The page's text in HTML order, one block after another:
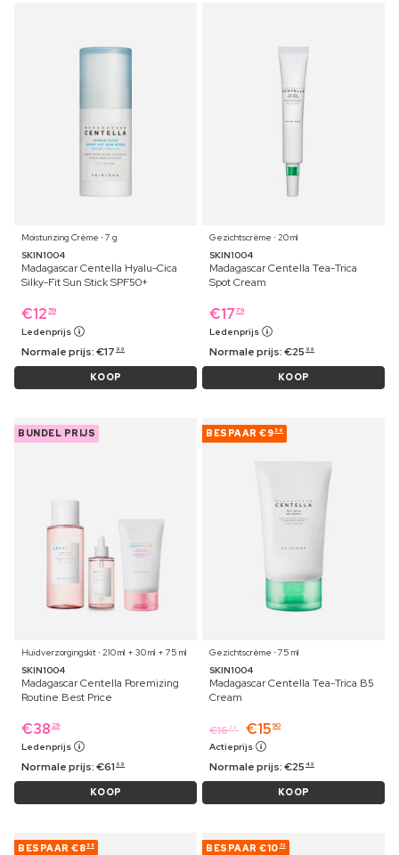
Moisturizing Crème ⋅ 7 g
SKIN1004
Madagascar Centella Hyalu-Cica
Silky-Fit Sun Stick SPF50+
€12 59
Ledenprijs
Normale prijs:€17 99
KOOP
Gezichtscrème ⋅ 20 ml
SKIN1004
Madagascar Centella Tea-Trica
Spot Cream
€17 79
Ledenprijs
Normale prijs:€25 99
KOOP
BUNDEL PRIJS
Huidverzorgingskit ⋅ 210 ml + 30 ml + 75 ml
SKIN1004
Madagascar Centella Poremizing
Routine Best Price
€38 29
Ledenprijs
Normale prijs:€61 69
KOOP
BESPAAR €9 59
Gezichtscrème ⋅ 75 ml
SKIN1004
Madagascar Centella Tea-Trica B5
Cream
€1639 €15 90
Actieprijs
Normale prijs:€25 49
KOOP
BESPAAR €8 58 BESPAAR €10 73